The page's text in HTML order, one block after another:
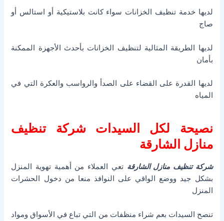
لديها خدمة تنظيف الخزانات سواء كانت بلاستيكية أو استالس أو
صاج
لديها الطريقة المثالية لتنظيف الخزانات بأحدث الأجهزة الممكنة
بأمان
لديها القدرة على القضاء على الصدأ والرواسب والعكرة التي في
المياه
نصيحة لكل السيدات شركة تنظيف
منازل الشارقة
شركة تنظيف منازل الشارقة تعي العملاء من أهمية تهوية المنزل
بشكل جيد ووضع الواقي على النوافذ منعا من دخول الحشرات
المنزل
تنصح السيدات بعم شراء منظفات من التي تباع في الأسواق ومواد